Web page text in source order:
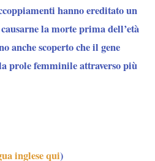
hanno ereditato un
la morte prima dell’età
anche scoperto che il gene
prole femminile attraverso più
inglese qui)